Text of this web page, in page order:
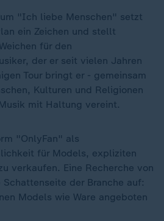
"Ich liebe Menschen" setzt
ein Zeichen und stellt
für den
der er seit vielen Jahren
Tour bringt er - gemeinsam
Kulturen und Religionen
mit Haltung vereint.
"OnlyFan" als
für Models, expliziten
verkaufen. Eine Recherche von
der Branche auf:
Models wie Ware angeboten